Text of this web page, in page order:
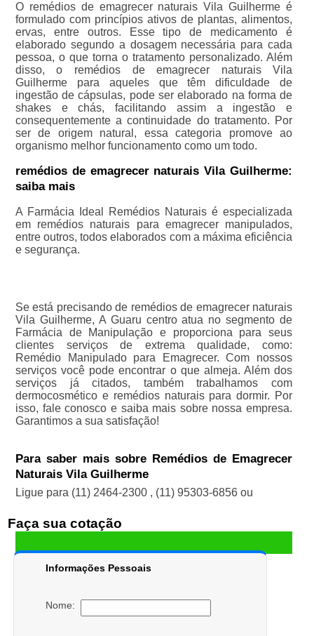
O remédios de emagrecer naturais Vila Guilherme é
formulado com princípios ativos de plantas, alimentos,
ervas, entre outros. Esse tipo de medicamento é
elaborado segundo a dosagem necessária para cada
pessoa, o que torna o tratamento personalizado. Além
disso, o remédios de emagrecer naturais Vila
Guilherme para aqueles que têm dificuldade de
ingestão de cápsulas, pode ser elaborado na forma de
shakes e chás, facilitando assim a ingestão e
consequentemente a continuidade do tratamento. Por
ser de origem natural, essa categoria promove ao
organismo melhor funcionamento como um todo.
remédios de emagrecer naturais Vila Guilherme:
saiba mais
A Farmácia Ideal Remédios Naturais é especializada
em remédios naturais para emagrecer manipulados,
entre outros, todos elaborados com a máxima eficiência
e segurança.
Se está precisando de remédios de emagrecer naturais
Vila Guilherme, A Guaru centro atua no segmento de
Farmácia de Manipulação e proporciona para seus
clientes serviços de extrema qualidade, como:
Remédio Manipulado para Emagrecer. Com nossos
serviços você pode encontrar o que almeja. Além dos
serviços já citados, também trabalhamos com
dermocosmético e remédios naturais para dormir. Por
isso, fale conosco e saiba mais sobre nossa empresa.
Garantimos a sua satisfação!
Para saber mais sobre Remédios de Emagrecer
Naturais Vila Guilherme
Ligue para (11) 2464-2300 , (11) 95303-6856 ou
Faça sua cotação
Informações Pessoais
Nome: